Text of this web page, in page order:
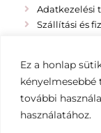
Ez a honlap
kényelmesebbé
további
használatához.
Adatkezelési
Szállítási és
Impresszum
Copyright